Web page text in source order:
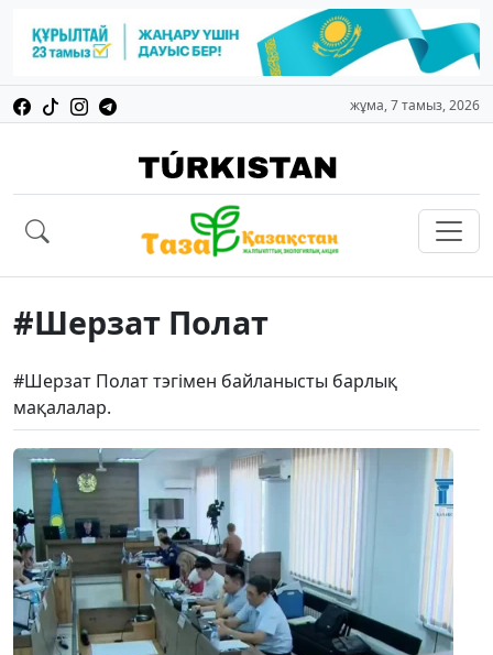
жұма, 7 тамыз, 2026
#Шерзат Полат
#Шерзат Полат тэгімен байланысты барлық
мақалалар.